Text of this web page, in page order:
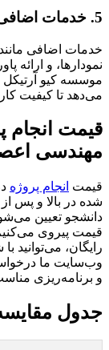
5. خدمات اضافی:
خدمات اضافی
نمودارها، و ارائه
موسسه کیو آرتیکل
می‌دهد تا کیفیت
قیمت انجام
مهندسی
قیمت انجام پروژه
شده در بالا و پس
دانشجو تعیین
قیمت پیروی
رایگان، می‌توانید
وب‌سایت ما
و برنامه‌ریزی
جدول